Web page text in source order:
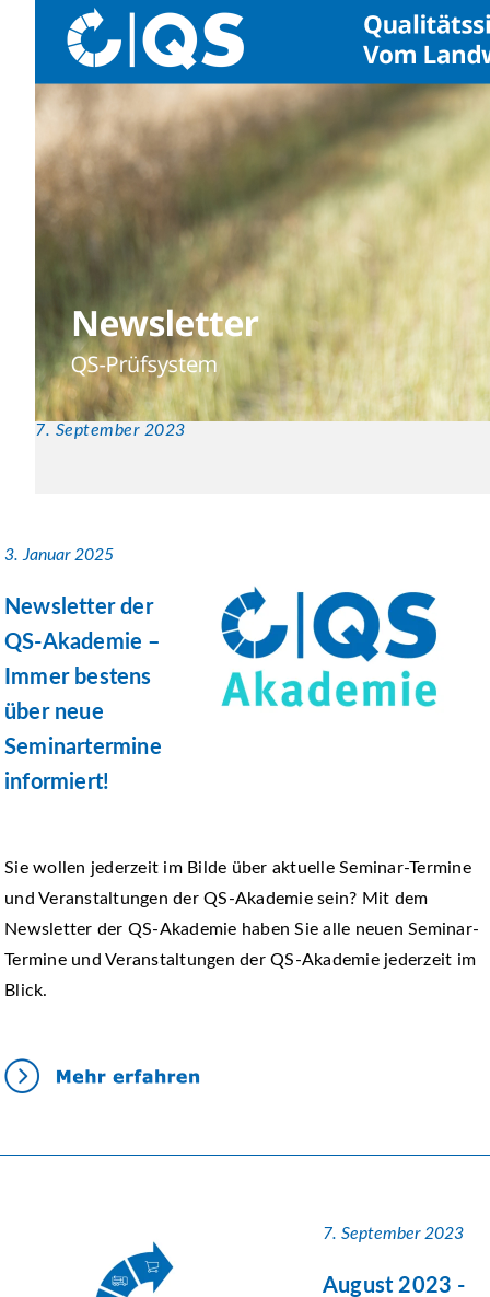
7. September 2023
3. Januar 2025
Newsletter der
QS-Akademie –
Immer bestens
über neue
Seminartermine
informiert!
Sie wollen jederzeit im Bilde über aktuelle Seminar-Termine
und Veranstaltungen der QS-Akademie sein? Mit dem
Newsletter der QS-Akademie haben Sie alle neuen Seminar-
Termine und Veranstaltungen der QS-Akademie jederzeit im
Blick.
7. September 2023
August 2023 -